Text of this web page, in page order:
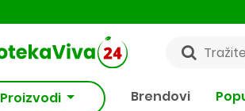
Proizvodi Brendovi